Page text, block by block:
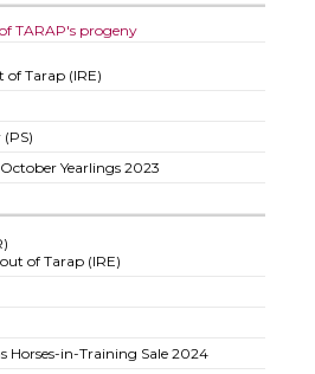
of TARAP's progeny
of Tarap (IRE)
Yearlings 2023
of Tarap (IRE)
Horses-in-Training Sale 2024